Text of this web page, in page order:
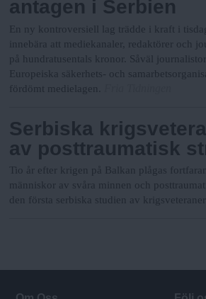
antagen i Serbien
En ny kontroversiell lag trädde i kraft i
innebära att mediekanaler, redaktörer och
på hundratusentals kronor. Såväl
Europeiska säkerhets- och
fördömt medielagen.
Serbiska
av posttraumatisk
Tio år efter krigen på Balkan plågas
människor av svåra minnen och
den första serbiska studien av